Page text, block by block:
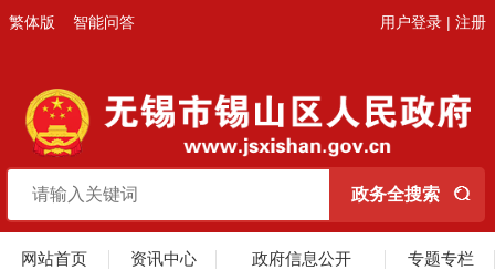
繁体版 智能问答 用户登录 | 注册
网站首页 资讯中心 政府信息公开 专题专栏